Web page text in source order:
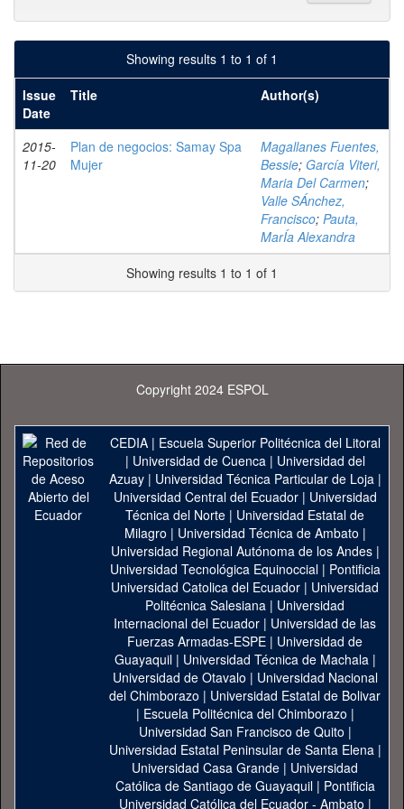
Showing results 1 to 1 of 1
Issue
Date
Title Author(s)
2015-
11-20
Plan de negocios: Samay Spa
Mujer
Magallanes Fuentes,
Bessie; García Viteri,
Maria Del Carmen;
Valle SÁnchez,
Francisco; Pauta,
MarÍa Alexandra
Showing results 1 to 1 of 1
Copyright 2024 ESPOL
CEDIA| Escuela Superior Politécnica del Litoral
| Universidad de Cuenca| Universidad del
Azuay| Universidad Técnica Particular de Loja|
Universidad Central del Ecuador| Universidad
Técnica del Norte | Universidad Estatal de
Milagro | Universidad Técnica de Ambato |
Universidad Regional Autónoma de los Andes|
Universidad Tecnológica Equinoccial| Pontificia
Universidad Catolica del Ecuador | Universidad
Politécnica Salesiana | Universidad
Internacional del Ecuador | Universidad de las
Fuerzas Armadas-ESPE | Universidad de
Guayaquil| Universidad Técnica de Machala|
Universidad de Otavalo | Universidad Nacional
del Chimborazo | Universidad Estatal de Bolivar
| Escuela Politécnica del Chimborazo |
Universidad San Francisco de Quito |
Universidad Estatal Peninsular de Santa Elena|
Universidad Casa Grande | Universidad
Católica de Santiago de Guayaquil| Pontificia
Universidad Católica del Ecuador - Ambato |